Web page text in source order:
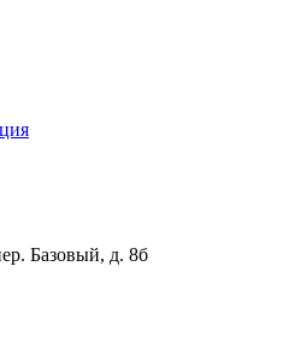
Базовый, д. 8б